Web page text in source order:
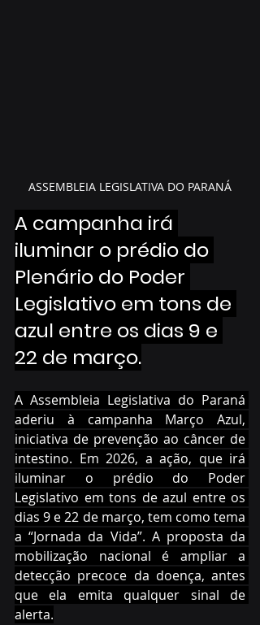
ASSEMBLEIA LEGISLATIVA DO PARANÁ
A campanha irá
iluminar o prédio do
Plenário do Poder
Legislativo em tons de
azul entre os dias 9 e
22 de março.
A Assembleia Legislativa do Paraná
aderiu à campanha Março Azul,
iniciativa de prevenção ao câncer de
intestino. Em 2026, a ação, que irá
iluminar o prédio do Poder
Legislativo em tons de azul entre os
dias 9 e 22 de março, tem como tema
a “Jornada da Vida”. A proposta da
mobilização nacional é ampliar a
detecção precoce da doença, antes
que ela emita qualquer sinal de
alerta.